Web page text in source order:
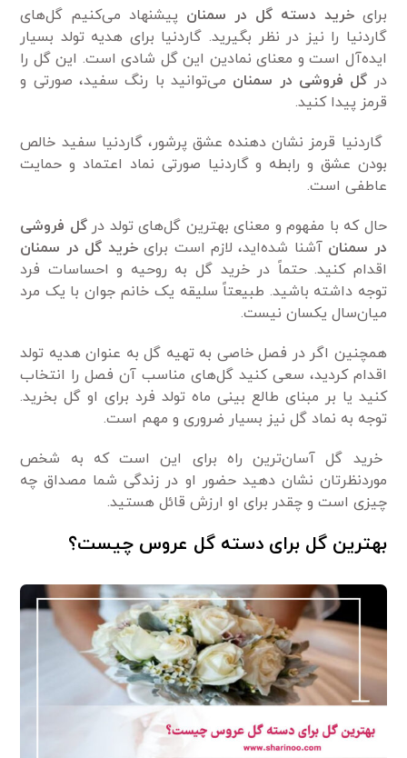
برایخرید دسته گل در سمنان پیشنهاد می‌کنیم گل‌های
گاردنیا را نیز در نظر بگیرید. گاردنیا برای هدیه تولد بسیار
ایده‌آل است و معنای نمادین این گل شادی است. این گل را
در گل فروشی در سمنان می‌توانید با رنگ سفید، صورتی و
قرمز پیدا کنید.
گاردنیا قرمز نشان دهنده عشق پرشور، گاردنیا سفید خالص
بودن عشق و رابطه و گاردنیا صورتی نماد اعتماد و حمایت
عاطفی است.
حال که با مفهوم و معنای بهترین گل‌های تولد درگل فروشی
در سمنان آشنا شده‌اید، لازم است برایخرید گل در سمنان
اقدام کنید. حتماً در خرید گل به روحیه و احساسات فرد
توجه داشته باشید. طبیعتاً سلیقه یک خانم جوان با یک مرد
میان‌سال یکسان نیست.
همچنین اگر در فصل خاصی به تهیه گل به عنوان هدیه تولد
اقدام کردید، سعی کنید گل‌های مناسب آن فصل را انتخاب
کنید یا بر مبنای طالع بینی ماه تولد فرد برای او گل بخرید.
توجه به نماد گل نیز بسیار ضروری و مهم است.
خرید گل آسان‌ترین راه برای این است که به شخص
موردنظرتان نشان دهید حضور او در زندگی شما مصداق چه
چیزی است و چقدر برای او ارزش قائل هستید.
بهترین گل برای دسته گل عروس چیست؟